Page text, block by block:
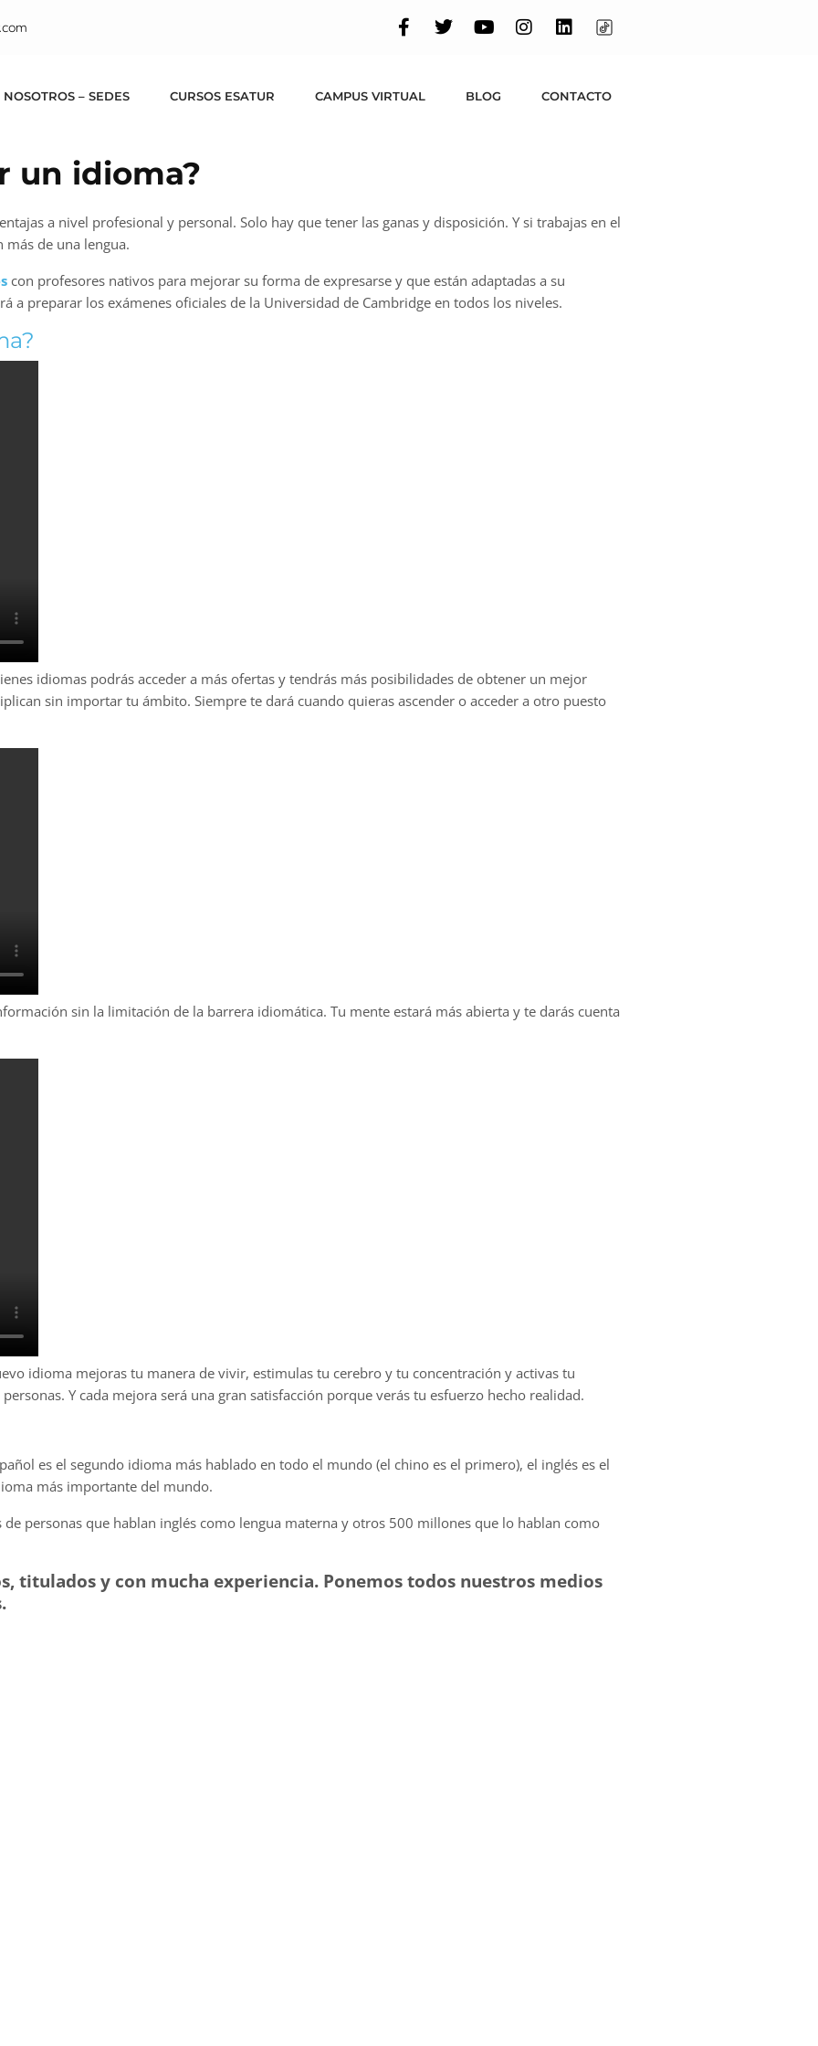
– SEDES CURSOS ESATUR CAMPUS VIRTUAL BLOG CONTACTO
un idioma?
a nivel profesional y personal. Solo hay que tener las ganas y disposición. Y si trabajas en el
de una lengua.
con profesores nativos para mejorar su forma de expresarse y que están adaptadas a su
a preparar los exámenes oficiales de la Universidad de Cambridge en todos los niveles.
idiomas podrás acceder a más ofertas y tendrás más posibilidades de obtener un mejor
sin importar tu ámbito. Siempre te dará cuando quieras ascender o acceder a otro puesto
sin la limitación de la barrera idiomática. Tu mente estará más abierta y te darás cuenta
idioma mejoras tu manera de vivir, estimulas tu cerebro y tu concentración y activas tu
Y cada mejora será una gran satisfacción porque verás tu esfuerzo hecho realidad.
es el segundo idioma más hablado en todo el mundo (el chino es el primero), el inglés es el
más importante del mundo.
personas que hablan inglés como lengua materna y otros 500 millones que lo hablan como
titulados y con mucha experiencia. Ponemos todos nuestros medios